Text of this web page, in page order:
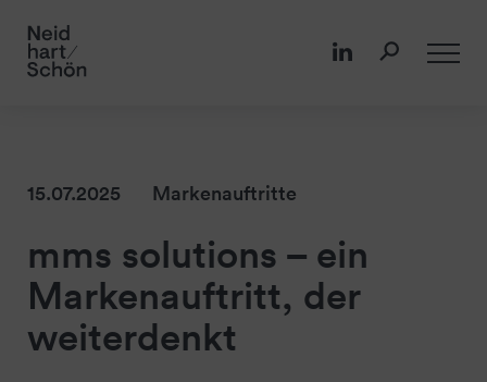
15.07.2025 Markenauftritte
mms solutions – ein
Markenauftritt, der
weiterdenkt